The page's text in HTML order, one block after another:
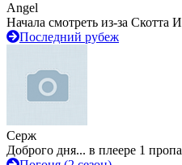
Angel
Начала смотреть из-за Скотта
Последний рубеж
Серж
Доброго дня... в плеере 1